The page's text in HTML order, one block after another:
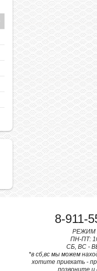
8-911-
РЕЖИМ
ПН-ПТ:
СБ, ВС -
*в сб,вс мы можем
хотите приехать -
позвоните и